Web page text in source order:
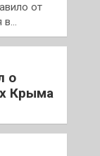
от
в…
о
Крыма